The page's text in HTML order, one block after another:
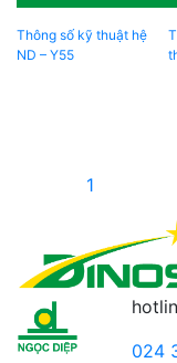
Thông số kỹ thuật hệ
ND – Y55
1
024